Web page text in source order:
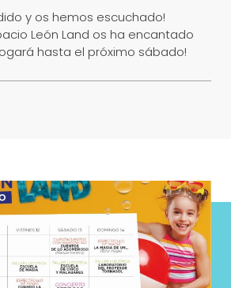
y os hemos escuchado!
León Land os ha encantado
hasta el próximo sábado!